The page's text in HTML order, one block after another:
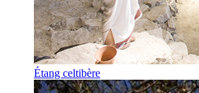
Étang celtibère